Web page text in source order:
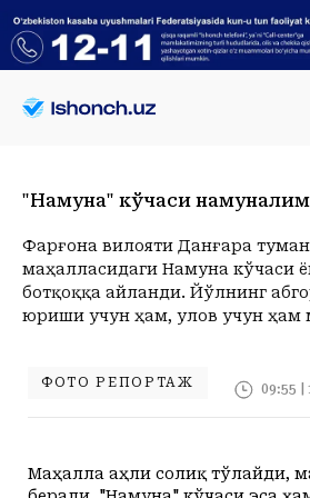
ЎЗБЕКИСТОН
Спорт
Жамият
Иқтисод
ТАҲЛИЛ
ХОРИЖ
Иқтисод
Сиёсат
МЕҲНАТ ҲУҚУҚИ
ИНТЕРВЬЮ
Telefon
Tasdiqlash kodini SMS
Менинг саҳифам
Сақланганлар
Chiqish
TOSHKENT
Toshkent
Juma, 07-August
+22 C
+22C+21C+20C+20C
06:00
+19C+21
"Намуна" кўчаси
Фарғона вилояти Данғара
маҳалласидаги Намуна кўчаси
ботқоққа айланди. Йўлнинг
юриши учун ҳам, улов учун ҳам
ФОТО РЕПОРТАЖ 09:55 |
Маҳалла аҳли солиқ тўлайди,